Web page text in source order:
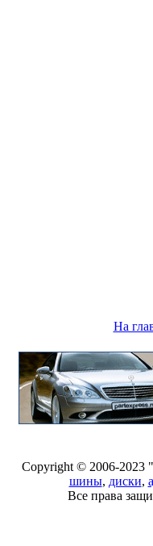
На
Copyright © 2006-2023 "
шины, диски,
Все права